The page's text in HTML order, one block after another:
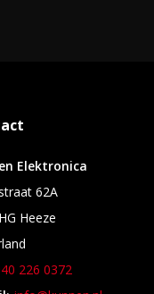
Elektronica
62A
Heeze
226 0372